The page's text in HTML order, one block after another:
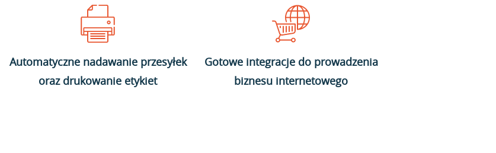
Automatyczne nadawanie przesyłek
oraz drukowanie etykiet
Gotowe integracje do prowadzenia
biznesu internetowego